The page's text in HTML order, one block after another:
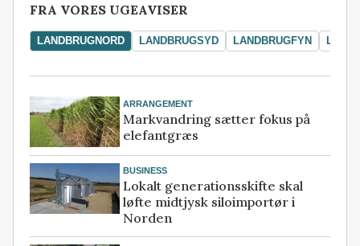
FRA VORES UGEAVISER
LANDBRUGNORD LANDBRUGSYD LANDBRUGFYN
ARRANGEMENT
Markvandring sætter fokus på
elefantgræs
BUSINESS
Lokalt generationsskifte skal
løfte midtjysk siloimportør i
Norden